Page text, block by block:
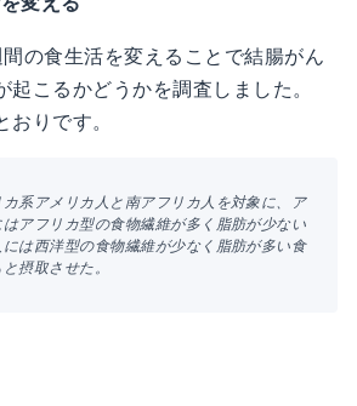
の食生活を変えることで結腸がん
起こるかどうかを調査しました。
おりです。
系アメリカ人と南アフリカ人を対象に、ア
アフリカ型の食物繊維が多く脂肪が少ない
は西洋型の食物繊維が少なく脂肪が多い食
摂取させた。